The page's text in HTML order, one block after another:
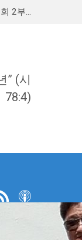
2부…
” (시
78:4)